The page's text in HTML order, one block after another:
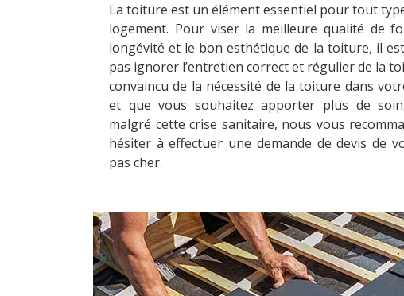
La toiture est un élément essentiel pour tout
logement. Pour viser la meilleure qualité de
longévité et le bon esthétique de la toiture, il
pas ignorer l’entretien correct et régulier de la
convaincu de la nécessité de la toiture dans
et que vous souhaitez apporter plus de
malgré cette crise sanitaire, nous vous
hésiter à effectuer une demande de devis de
pas cher.